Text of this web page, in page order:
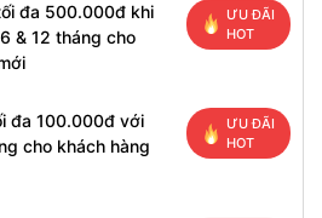
đa 500.000đ khi
& 12 tháng cho
ƯU ĐÃI
HOT
đa 100.000đ với
cho khách hàng
ƯU ĐÃI
HOT